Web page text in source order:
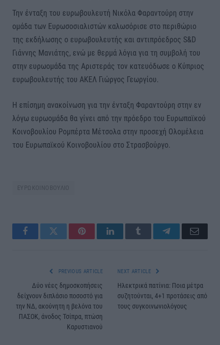
Την ένταξη του ευρωβουλευτή Νικόλα Φαραντούρη στην
ομάδα των Ευρωσοσιαλιστών καλωσόρισε στο περιθώριο
της εκδήλωσης ο ευρωβουλευτής και αντιπρόεδρος S&D
Γιάννης Μανιάτης, ενώ με θερμά λόγια για τη συμβολή του
στην ευρωομάδα της Αριστεράς τον κατευόδωσε ο Κύπριος
ευρωβουλευτής του ΑΚΕΛ Γιώργος Γεωργίου.
Η επίσημη ανακοίνωση για την ένταξη Φαραντούρη στην εν
λόγω ευρωομάδα θα γίνει από την πρόεδρο του Ευρωπαϊκού
Κοινοβουλίου Ρομπέρτα Μέτσολα στην προσεχή Ολομέλεια
του Ευρωπαϊκού Κοινοβουλίου στο Στρασβούργο.
ΕΥΡΩΚΟΙΝΟΒΟΥΛΙΟ
FacebookTwitter PinterestLinkedInTumblr TelegramEmail
PREVIOUS ARTICLE
Δύο νέες δημοσκοπήσεις
δείχνουν διπλάσιο ποσοστό για
την ΝΔ, ακούνητη η βελόνα του
ΠΑΣΟΚ, άνοδος Τσίπρα, πτώση
Καρυστιανού
NEXT ARTICLE
Ηλεκτρικά πατίνια: Ποια μέτρα
συζητούνται, 4+1 προτάσεις από
τους συγκοινωνιολόγους